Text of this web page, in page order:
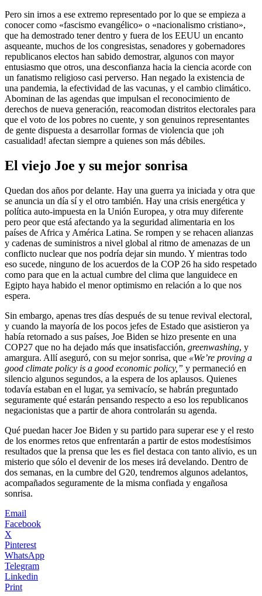
Pero sin irnos a ese extremo representado por lo que se empieza a
conocer como «fascismo evangélico» o «nacionalismo cristiano»,
que ha demostrado tener dentro y fuera de los EEUU un encanto
asqueante, muchos de los congresistas, senadores y gobernadores
republicanos electos han sabido demostrar, algunos con mayor
entusiasmo que otros, una desconfianza hacia la ciencia acorde con
un fanatismo religioso casi perverso. Han negado la existencia de
una pandemia, la efectividad de las vacunas, y el cambio climático.
Abominan de las agendas que impulsan el reconocimiento de
derechos de nueva generación, reacomodan distritos electorales para
que el voto de los pobres no cuente, y son genuinos representantes
de gente dispuesta a desarrollar formas de violencia que ¡oh
casualidad! afectan siempre a quienes son más débiles.
El viejo Joe y su mejor sonrisa
Quedan dos años por delante. Hay una guerra ya iniciada y otra que
se anuncia un día sí y el otro también. Hay una crisis energética y
política auto-impuesta en la Unión Europea, y otra muy diferente
pero peor que está afectando ya la seguridad alimentaria en los
países de Africa y América Latina. Se rompen y se rehacen alianzas
y cadenas de suministros a nivel global al ritmo de amenazas de un
conflicto nuclear que nos podría dejar sin mundo. Y mientras todo
eso sucede, ninguno de los acuerdos de la COP 26 ha sido respetado
como para que en la actual cumbre del clima que languidece en
Egipto haya habido el menor optimismo en relación a lo que nos
espera.
Sin embargo, apenas tres días después de su tenue revival electoral,
y cuando la mayoría de los pocos jefes de Estado que asistieron ya
había retornado a sus países, Joe Biden se hizo presente en una
COP27 que no ha dejado más que insatisfacción, greenwashing, y
amargura. Allí aseguró, con su mejor sonrisa, que «We’re proving a
good climate policy is a good economic policy,” y permaneció en
silencio algunos segundos, a la espera de los aplausos. Quienes
todavía estaban en el lugar, ya semivacío, se habrán preguntado
seguramente qué estarán pensando respecto a eso los republicanos
negacionistas que a partir de ahora controlarán su agenda.
Qué puedan hacer Joe Biden y su partido para superar ese y el resto
de los enormes retos que enfrentarán a partir de estos modestísimos
resultados que la prensa que les es fiel destaca con tanto alivio, es un
misterio que sólo el devenir de los meses irá develando. Dentro de
dos semanas, en la cumbre del G20, tendremos algunos adelantos,
acompañados seguramente de la misma confiada y engañosa
sonrisa.
Email
Facebook
X
Pinterest
WhatsApp
Telegram
Linkedin
Print